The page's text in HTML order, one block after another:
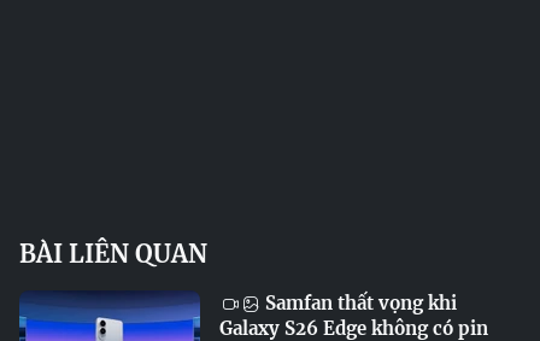
BÀI LIÊN QUAN
Samfan thất vọng khi
Galaxy S26 Edge không có pin